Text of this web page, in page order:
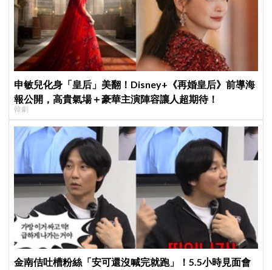
申敏兒化身「皇后」美翻！Disney+《再婚皇后》前導海
報公開，高貴氣場＋豪華主演陣容讓人超期待！
韓劇
金南佶吐槽粉絲「安可還沒喊完就跑」！5.5小時見面會